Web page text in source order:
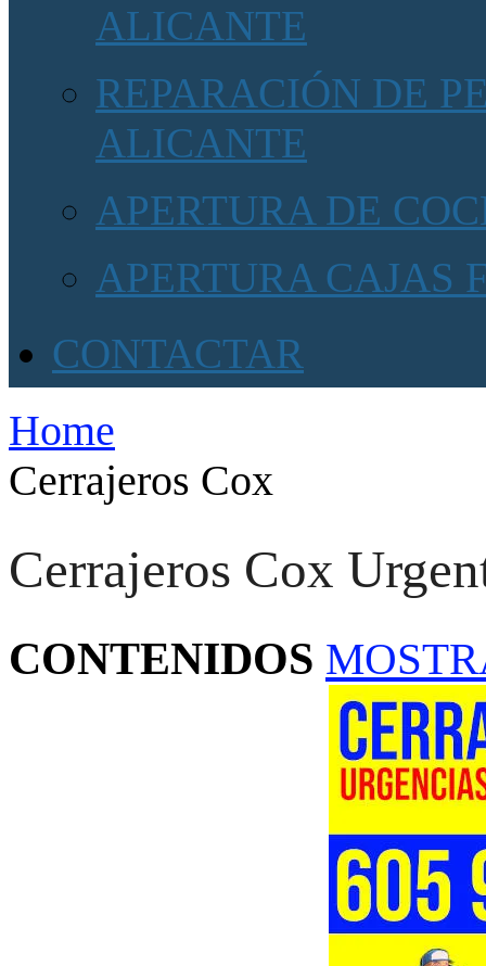
ALICANTE
REPARACIÓN DE
ALICANTE
APERTURA DE
APERTURA CAJAS
CONTACTAR
Home
Cerrajeros Cox
Cerrajeros Cox
CONTENIDOS